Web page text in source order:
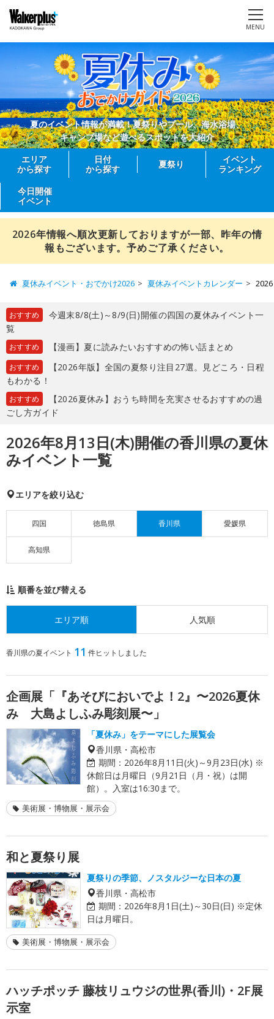
MENU
夏のイベント情報が満載！夏祭りやプール、海水浴場、
キャンプ場など遊べるスポットを大紹介
エリア
から探す
日付
から探す
夏祭り
イベント
ランキング
今日開催
イベント
2026年情報へ順次更新しておりますが一部、昨年の情
報もございます。予めご了承ください。
夏休みイベント・おでかけ2026 夏休みイベントカレンダー
おすすめ
今週末8/8(土)～8/9(日)開催の四国の夏休みイベント一
覧
おすすめ 【漫画】夏に読みたいおすすめの怖い話まとめ
おすすめ
【2026年版】全国の夏祭り注目27選。見どころ・日程
もわかる！
おすすめ
【2026夏休み】おうち時間を充実させるおすすめの過
ごし方ガイド
2026年8月13日(木)開催の香川県の夏休
みイベント一覧
エリアを絞り込む
四国 徳島県 香川県 愛媛県
高知県
順番を並び替える
エリア順 人気順
香川県の夏イベント 11 件ヒットしました
企画展「『あそびにおいでよ！2』〜2026夏休
み 大島よしふみ彫刻展〜」
「夏休み」をテーマにした展覧会
香川県・高松市
期間： 2026年8月11日(火)～9月23日(水) ※
休館日は月曜日（9月21日（月・祝）は開
館）。入室は16:30まで。
美術展・博物展・展示会
和と夏祭り展
夏祭りの季節、ノスタルジーな日本の夏
香川県・高松市
期間： 2026年8月1日(土)～30日(日) ※定休
日は月曜日。
美術展・博物展・展示会
ハッチポッチ 藤枝リュウジの世界(香川)・2F展
示室